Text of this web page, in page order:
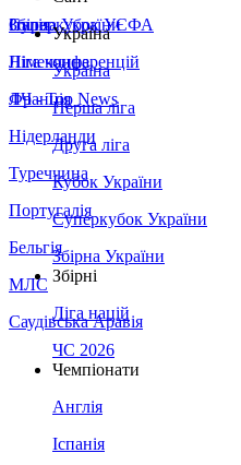
Збірна України
Італія
Німеччина
Франція
Нідерланди
Туреччина
Португалія
Бельгія
МЛС
Саудівська Аравія
Суперкубок УЄФА
Ліга конференцій
ЛЧ - Top News
Україна
Україна
Перша ліга
Друга ліга
Кубок України
Суперкубок України
Збірна України
Збірні
Ліга націй
ЧС 2026
Чемпіонати
Англія
Іспанія